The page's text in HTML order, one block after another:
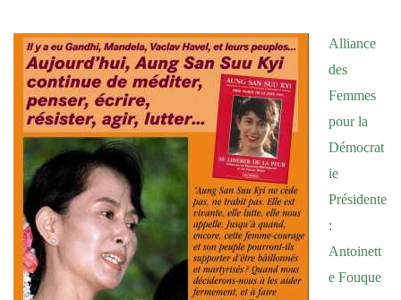
Alliance
des
Femmes
pour la
Démocrat
ie
Présidente
:
Antoinett
e Fouque